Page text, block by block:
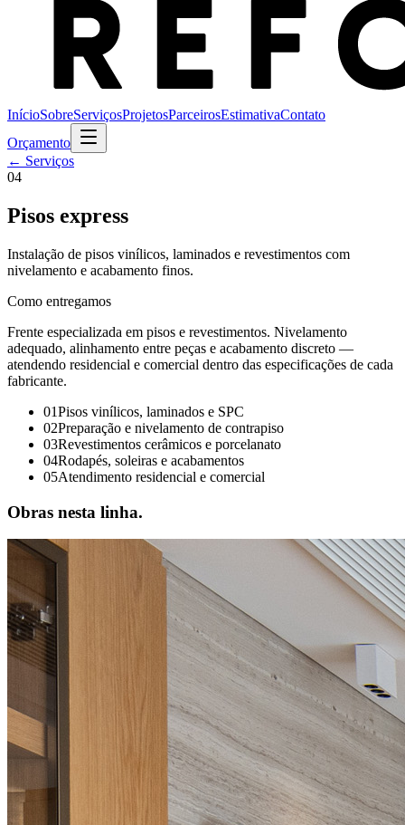
InícioSobreServiçosProjetosParceirosEstimativaContato
Orçamento
← Serviços
04
Pisos express
Instalação de pisos vinílicos, laminados e revestimentos com
nivelamento e acabamento finos.
Como entregamos
Frente especializada em pisos e revestimentos. Nivelamento
adequado, alinhamento entre peças e acabamento discreto —
atendendo residencial e comercial dentro das especificações de cada
fabricante.
01Pisos vinílicos, laminados e SPC
02Preparação e nivelamento de contrapiso
03Revestimentos cerâmicos e porcelanato
04Rodapés, soleiras e acabamentos
05Atendimento residencial e comercial
Obras nesta linha.